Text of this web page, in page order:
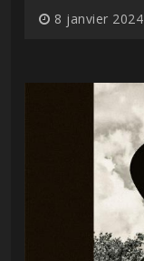
8 janvier 2024